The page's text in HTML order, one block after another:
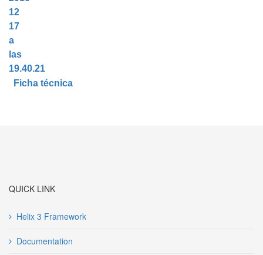
Ficha técnica
QUICK LINK
Helix 3 Framework
Documentation